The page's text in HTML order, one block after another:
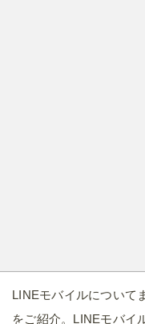
LINEモバイルについて
をご紹介。LINEモバイ